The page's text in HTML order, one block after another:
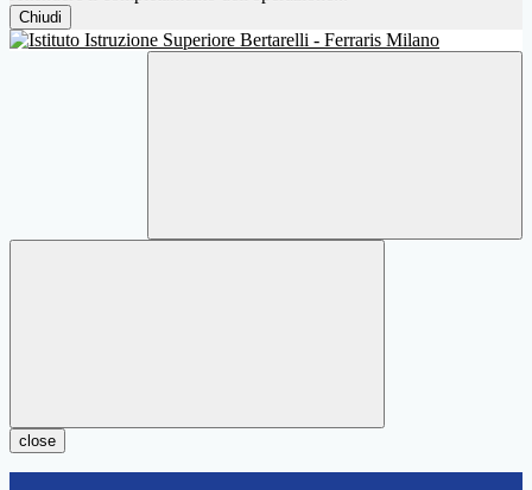
Chiudi
close